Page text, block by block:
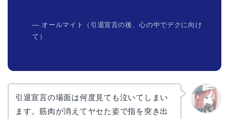
— オールマイト（引退宣言の後、心の中でデクに向け
て）
引退宣言の場面は何度見ても泣いてしまい
ます。筋肉が消えてヤセた姿で指を突き出